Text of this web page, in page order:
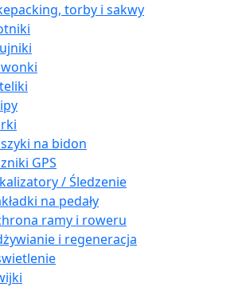
torby i sakwy
na bidon
GPS
/ Śledzenie
na pedały
ramy i roweru
i regeneracja